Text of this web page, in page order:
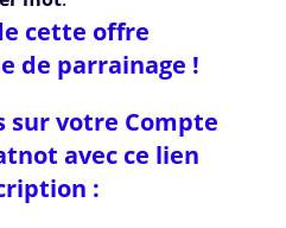
cette offre
de parrainage !
sur votre Compte
avec ce lien
: